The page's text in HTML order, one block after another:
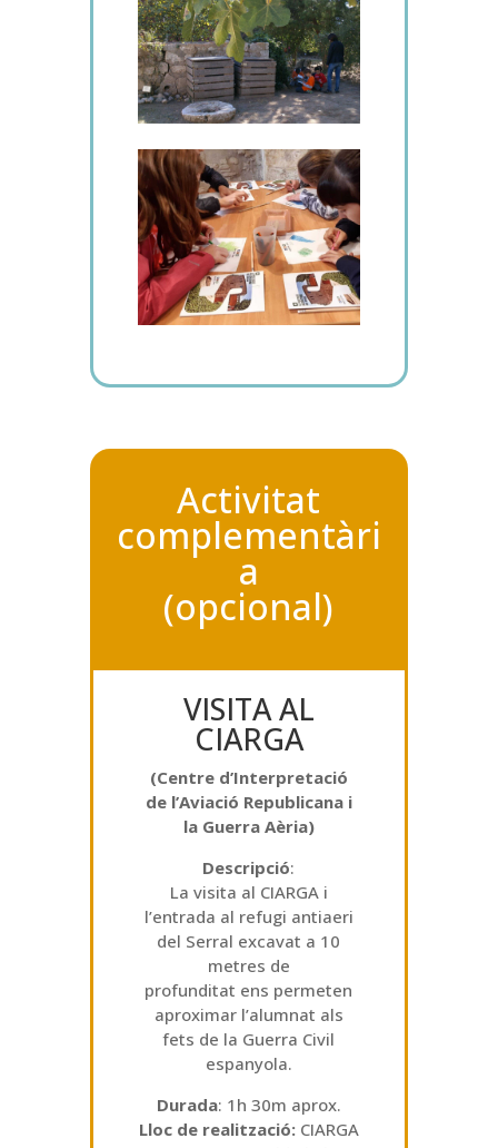
Activitat
complementàri
a
(opcional)
VISITA AL
CIARGA
(Centre d’Interpretació
de l’Aviació Republicana i
la Guerra Aèria)
Descripció:
La visita al CIARGA i
l’entrada al refugi antiaeri
del Serral excavat a 10
metres de
profunditat ens permeten
aproximar l’alumnat als
fets de la Guerra Civil
espanyola.
Durada: 1h 30m aprox.
Lloc de realització:CIARGA